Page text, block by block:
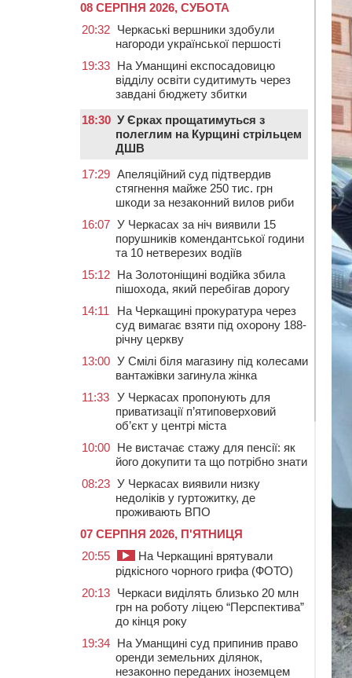
08 СЕРПНЯ 2026, СУБОТА
20:32 Черкаські вершники здобули
нагороди української першості
19:33 На Уманщині експосадовицю
відділу освіти судитимуть через
завдані бюджету збитки
18:30 У Єрках прощатимуться з
полеглим на Курщині стрільцем
ДШВ
17:29 Апеляційний суд підтвердив
стягнення майже 250 тис. грн
шкоди за незаконний вилов риби
16:07 У Черкасах за ніч виявили 15
порушників комендантської години
та 10 нетверезих водіїв
15:12 На Золотоніщині водійка збила
пішохода, який перебігав дорогу
14:11
На Черкащині прокуратура через
суд вимагає взяти під охорону 188-
річну церкву
13:00 У Смілі біля магазину під колесами
вантажівки загинула жінка
11:33 У Черкасах пропонують для
приватизації п’ятиповерховий
об’єкт у центрі міста
10:00 Не вистачає стажу для пенсії: як
його докупити та що потрібно знати
08:23 У Черкасах виявили низку
недоліків у гуртожитку, де
проживають ВПО
07 СЕРПНЯ 2026, П'ЯТНИЦЯ
20:55
На Черкащині врятували
рідкісного чорного грифа (ФОТО)
20:13 Черкаси виділять близько 20 млн
грн на роботу ліцею “Перспектива”
до кінця року
19:34 На Уманщині суд припинив право
оренди земельних ділянок,
незаконно переданих іноземцем